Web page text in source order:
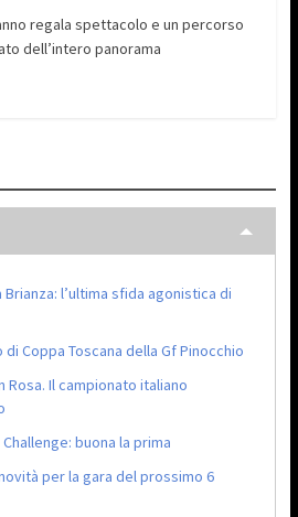
regala spettacolo e un percorso
dell’intero panorama
Brianza: l’ultima sfida agonistica di
Coppa Toscana della Gf Pinocchio
Rosa. Il campionato italiano
buona la prima
per la gara del prossimo 6